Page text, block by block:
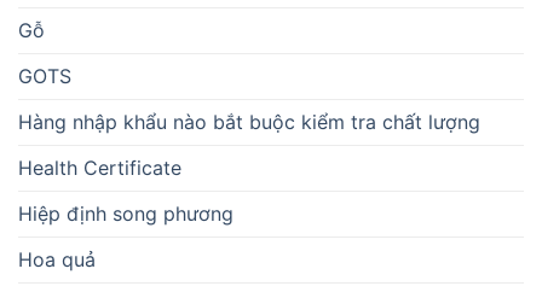
Gỗ
GOTS
Hàng nhập khẩu nào bắt buộc kiểm tra chất lượng
Health Certificate
Hiệp định song phương
Hoa quả